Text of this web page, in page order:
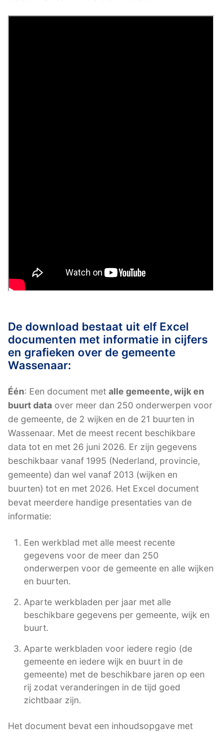
De download bestaat uit elf Excel
documenten met informatie in cijfers
en grafieken over de gemeente
Wassenaar:
Één: Een document met alle gemeente, wijk en
buurt data over meer dan 250 onderwerpen voor
de gemeente, de 2 wijken en de 21 buurten in
Wassenaar. Met de meest recent beschikbare
data tot en met 26 juni 2026. Er zijn gegevens
beschikbaar vanaf 1995 (Nederland, provincie,
gemeente) dan wel vanaf 2013 (wijken en
buurten) tot en met 2026. Het Excel document
bevat meerdere handige presentaties van de
informatie:
Een werkblad met alle meest recente
gegevens voor de meer dan 250
onderwerpen voor de gemeente en alle wijken
en buurten.
Aparte werkbladen per jaar met alle
beschikbare gegevens per gemeente, wijk en
buurt.
Aparte werkbladen voor iedere regio (de
gemeente en iedere wijk en buurt in de
gemeente) met de beschikbare jaren op een
rij zodat veranderingen in de tijd goed
zichtbaar zijn.
Het document bevat een inhoudsopgave met